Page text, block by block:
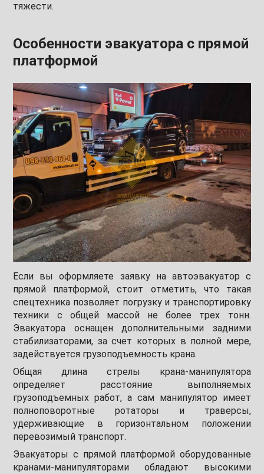
тяжести.
Особенности эвакуатора с прямой
платформой
Если вы оформляете заявку на автоэвакуатор с
прямой платформой, стоит отметить, что такая
спецтехника позволяет погрузку и транспортировку
техники с общей массой не более трех тонн.
Эвакуатора оснащен дополнительными задними
стабилизаторами, за счет которых в полной мере,
задействуется грузоподъемность крана.
Общая длина стрелы крана-манипулятора
определяет расстояние выполняемых
грузоподъемных работ, а сам манипулятор имеет
полноповоротные ротаторы и траверсы,
удерживающие в горизонтальном положении
перевозимый транспорт.
Эвакуаторы с прямой платформой оборудованные
кранами-манипуляторами обладают высокими